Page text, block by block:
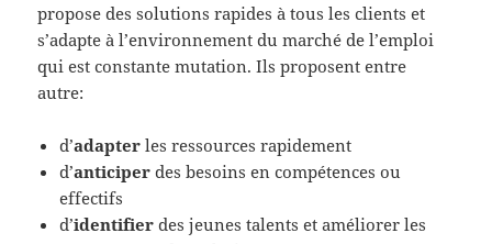
propose des solutions rapides à tous les clients et
s’adapte à l’environnement du marché de l’emploi
qui est constante mutation. Ils proposent entre
autre:
d’adapter les ressources rapidement
d’anticiper des besoins en compétences ou
effectifs
d’identifier des jeunes talents et améliorer les